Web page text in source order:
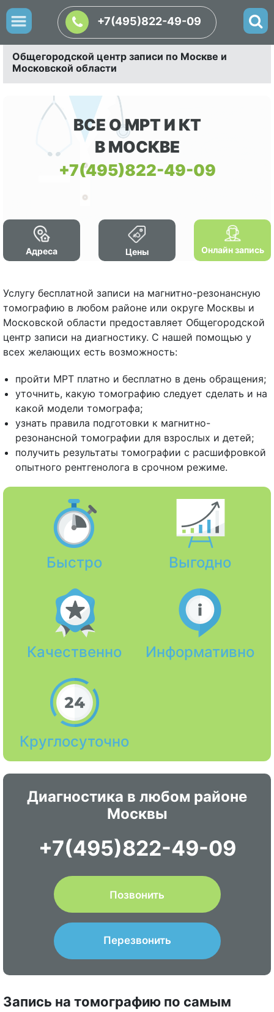
+7(495)822-49-09
Общегородской центр записи по Москве и
Московской области
ВСЕ О МРТ И КТ
В МОСКВЕ
+7(495)822-49-09
Адреса Цены Онлайн запись
Услугу бесплатной записи на магнитно-резонансную
томографию в любом районе или округе Москвы и
Московской области предоставляет Общегородской
центр записи на диагностику. С нашей помощью у
всех желающих есть возможность:
пройти МРТ платно и бесплатно в день обращения;
уточнить, какую томографию следует сделать и на
какой модели томографа;
узнать правила подготовки к магнитно-
резонансной томографии для взрослых и детей;
получить результаты томографии с расшифровкой
опытного рентгенолога в срочном режиме.
Быстро Выгодно
Качественно Информативно
Круглосуточно
Диагностика в любом районе
Москвы
+7(495)822-49-09
Позвонить
Перезвонить
Запись на томографию по самым